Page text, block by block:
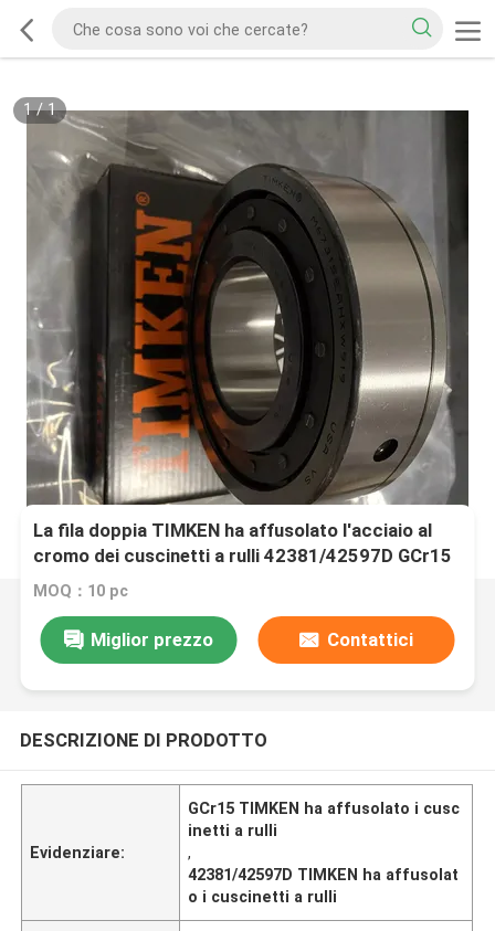
1/1
La fila doppia TIMKEN ha affusolato l'acciaio al
cromo dei cuscinetti a rulli 42381/42597D GCr15
MOQ：10 pc
Miglior prezzo Contattici
DESCRIZIONE DI PRODOTTO
Evidenziare:
GCr15 TIMKEN ha affusolato i cusc
inetti a rulli
,
42381/42597D TIMKEN ha affusolat
o i cuscinetti a rulli